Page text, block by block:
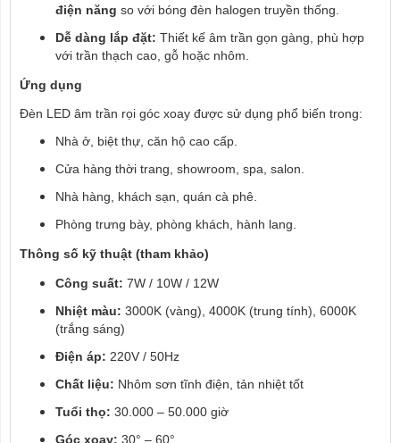
điện năng so với bóng đèn halogen truyền thống.
Dễ dàng lắp đặt: Thiết kế âm trần gọn gàng, phù hợp
với trần thạch cao, gỗ hoặc nhôm.
Ứng dụng
Đèn LED âm trần rọi góc xoay được sử dụng phổ biến trong:
Nhà ở, biệt thự, căn hộ cao cấp.
Cửa hàng thời trang, showroom, spa, salon.
Nhà hàng, khách sạn, quán cà phê.
Phòng trưng bày, phòng khách, hành lang.
Thông số kỹ thuật (tham khảo)
Công suất: 7W / 10W / 12W
Nhiệt màu: 3000K (vàng), 4000K (trung tính), 6000K
(trắng sáng)
Điện áp: 220V / 50Hz
Chất liệu: Nhôm sơn tĩnh điện, tản nhiệt tốt
Tuổi thọ: 30.000 – 50.000 giờ
Góc xoay: 30° – 60°